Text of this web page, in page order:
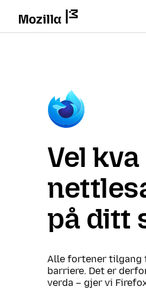
Vel
på ditt
Alle fortener tilgang
barriere. Det er
verda – gjer vi